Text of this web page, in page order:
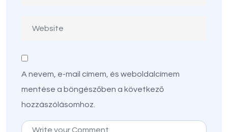
A nevem, e-mail címem, és weboldalcímem
mentése a böngészőben a következő
hozzászólásomhoz.